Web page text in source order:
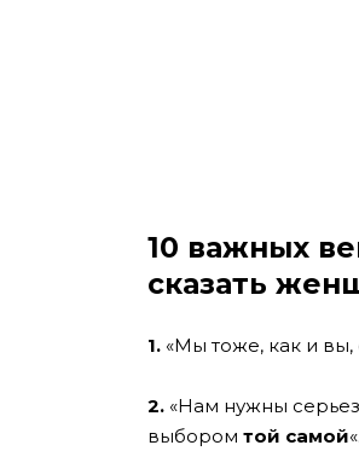
10 важных
сказать
1. «Мы тоже, как и вы,
2. «Нам нужны
выбором той самой«.